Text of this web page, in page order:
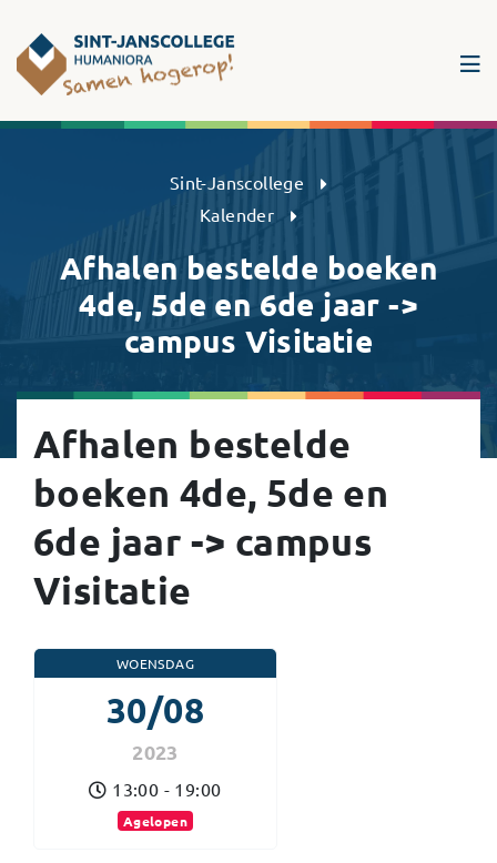
Sint-Janscollege Humaniora
Sint-Janscollege
Kalender
Afhalen bestelde boeken
4de, 5de en 6de jaar ->
campus Visitatie
Afhalen bestelde
boeken 4de, 5de en
6de jaar -> campus
Visitatie
WOENSDAG
30/08
2023
13:00 - 19:00
Agelopen